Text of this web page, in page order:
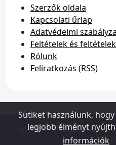
Szerzők oldala
Kapcsolati űrlap
Adatvédelmi
Feltételek és feltételek
Rólunk
Feliratkozás (RSS)
Copyright (c) 2026 -
jog
Sütiket használunk,
legjobb élményt
információk